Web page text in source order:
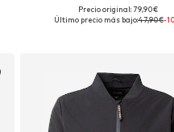
+1
Tallas disponibles: M, L, XL,
Precio original: 79,90€
Último precio más bajo:47,90€-